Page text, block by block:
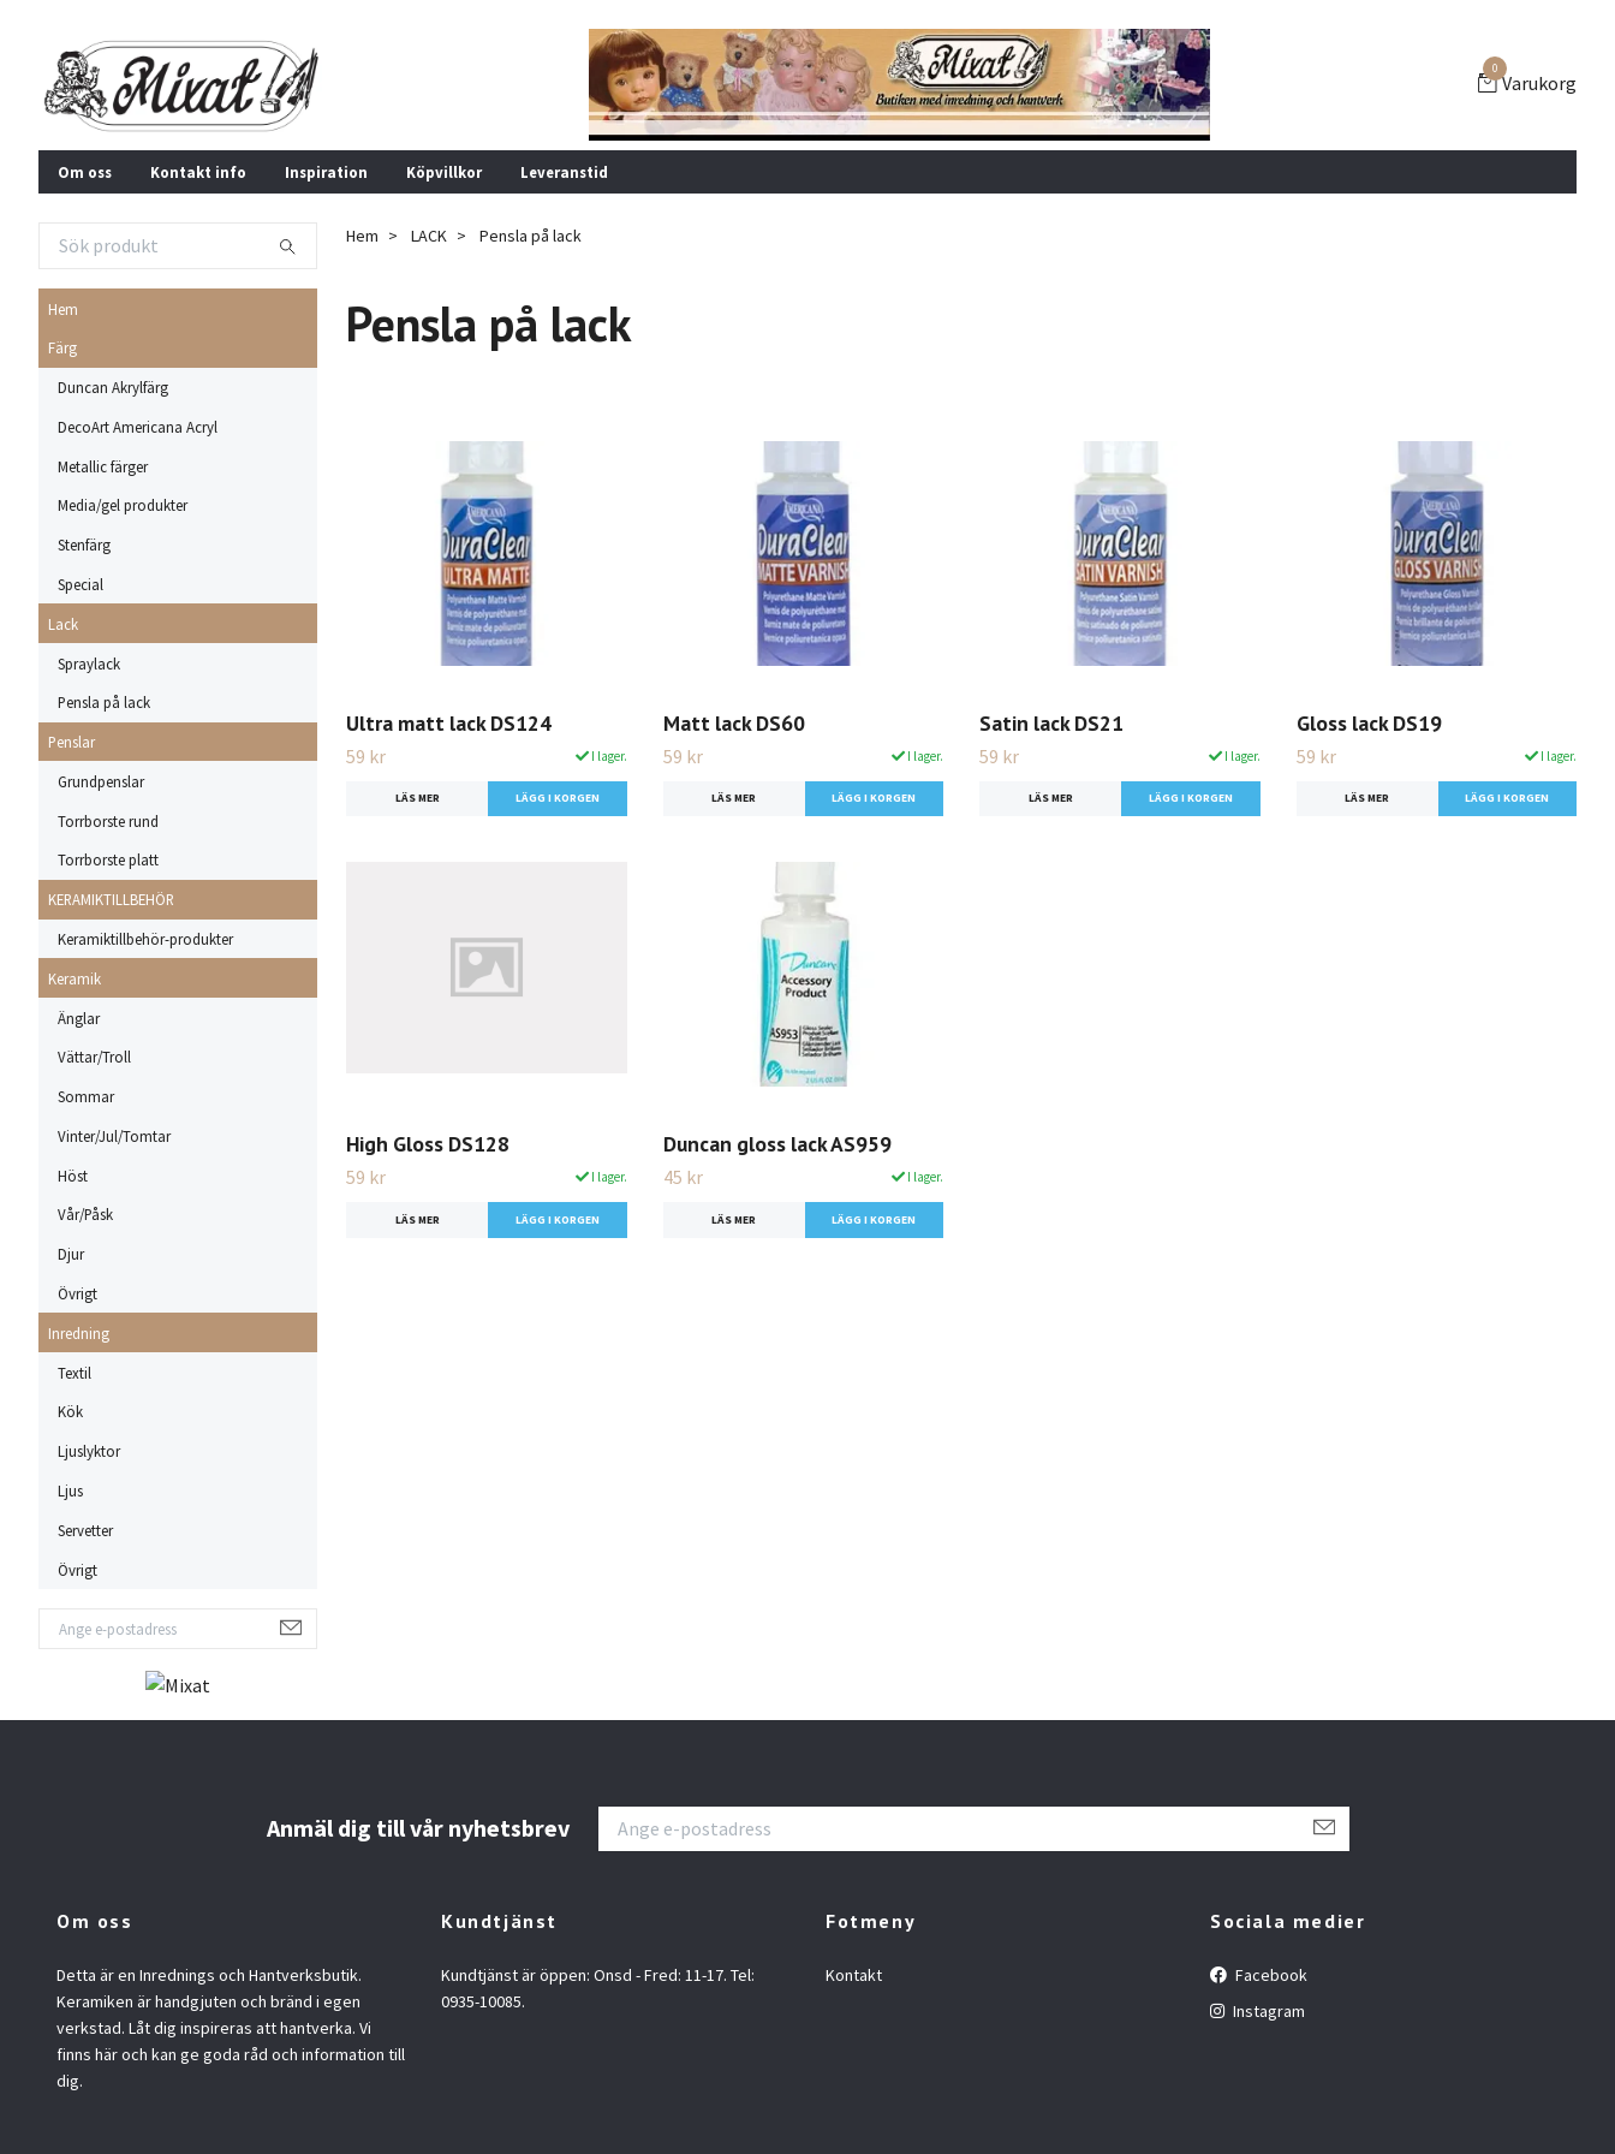
0
Varukorg
Om oss Kontakt info Inspiration Köpvillkor Leveranstid
Hem
Färg
Duncan Akrylfärg
DecoArt Americana Acryl
Metallic färger
Media/gel produkter
Stenfärg
Special
Lack
Spraylack
Pensla på lack
Penslar
Grundpenslar
Torrborste rund
Torrborste platt
KERAMIKTILLBEHÖR
Keramiktillbehör-produkter
Keramik
Änglar
Vättar/Troll
Sommar
Vinter/Jul/Tomtar
Höst
Vår/Påsk
Djur
Övrigt
Inredning
Textil
Kök
Ljuslyktor
Ljus
Servetter
Övrigt
Hem LACK Pensla på lack
Pensla på lack
Ultra matt lack DS124
59 kr I lager.
LÄS MER
Matt lack DS60
59 kr I lager.
LÄS MER
Satin lack DS21
59 kr I lager.
LÄS MER
Gloss lack DS19
59 kr I lager.
LÄS MER
High Gloss DS128
59 kr I lager.
LÄS MER
Duncan gloss lack AS959
45 kr I lager.
LÄS MER
Anmäl dig till vår nyhetsbrev
Om oss
Detta är en Inrednings och Hantverksbutik.
Keramiken är handgjuten och bränd i egen
verkstad. Låt dig inspireras att hantverka. Vi
finns här och kan ge goda råd och information till
dig.
Kundtjänst
Kundtjänst är öppen: Onsd - Fred: 11-17. Tel:
0935-10085.
Fotmeny
Kontakt
Sociala medier
Facebook
Instagram